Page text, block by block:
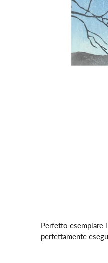
Perfetto esemplare
perfettamente